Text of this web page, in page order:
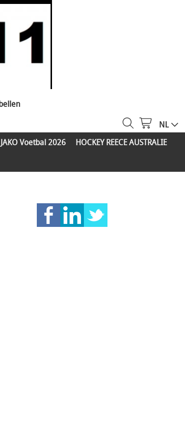
NL
JAKO Voetbal 2026
HOCKEY REECE AUSTRALIE